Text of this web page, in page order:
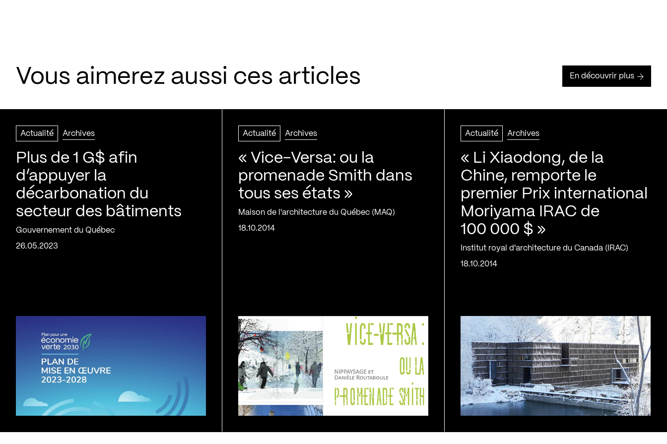
Vous aimerez aussi ces articles En découvrir plus
Actualité Archives
Plus de 1 G$ afin
d’appuyer la
décarbonation du
secteur des bâtiments
Gouvernement du Québec
26.05.2023
Actualité Archives
« Vice-Versa: ou la
promenade Smith dans
tous ses états »
Maison de l'architecture du Québec (MAQ)
18.10.2014
Actualité Archives
« Li Xiaodong, de la
Chine, remporte le
premier Prix international
Moriyama IRAC de
100 000 $ »
Institut royal d'architecture du Canada (IRAC)
18.10.2014